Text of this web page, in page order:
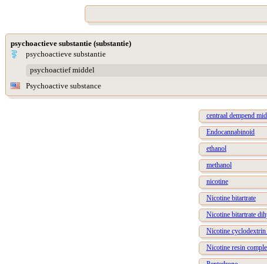
psychoactieve substantie (substantie)
psychoactieve substantie
psychoactief middel
Psychoactive substance
centraal dempend
Endocannabinoid
ethanol
methanol
nicotine
Nicotine bitartrate
Nicotine bitartrate
Nicotine
Nicotine resin